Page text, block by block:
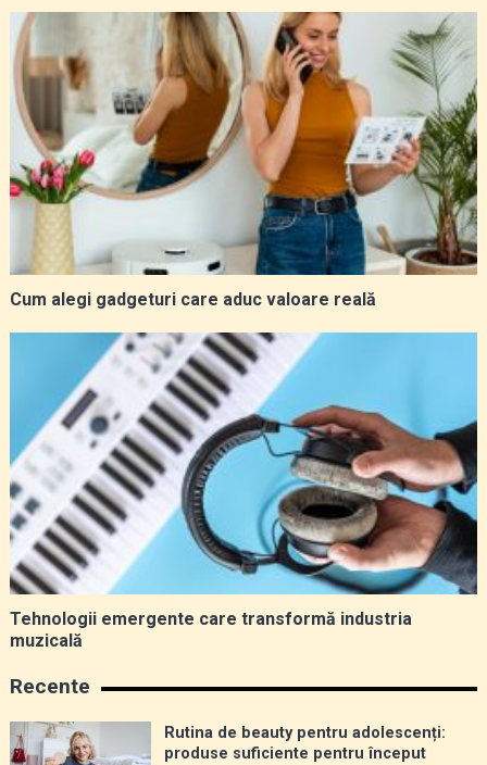
Cum alegi gadgeturi care aduc valoare reală
Tehnologii emergente care transformă industria
muzicală
Recente
Rutina de beauty pentru adolescenți:
produse suficiente pentru început